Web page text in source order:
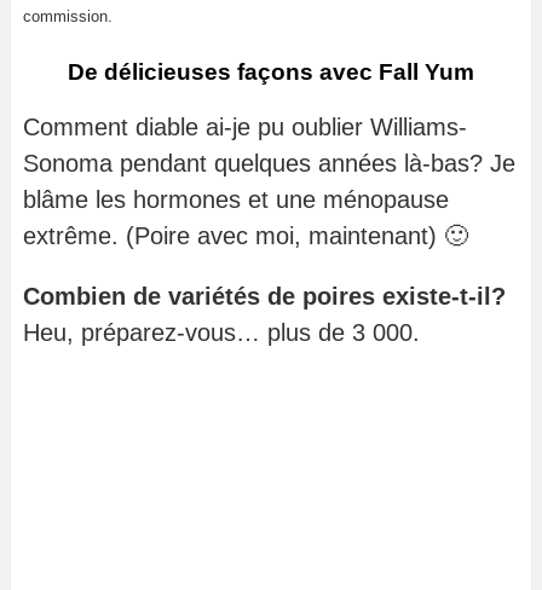
commission.
De délicieuses façons avec Fall Yum
Comment diable ai-je pu oublier Williams-
Sonoma pendant quelques années là-bas? Je
blâme les hormones et une ménopause
extrême. (Poire avec moi, maintenant) 🙂
Combien de variétés de poires existe-t-il?
Heu, préparez-vous… plus de 3 000.